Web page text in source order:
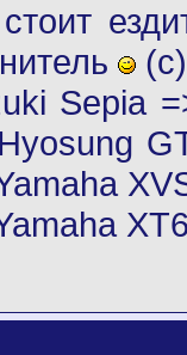
(с)
Sepia